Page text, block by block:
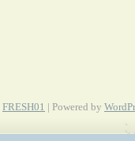
FRESH01 | Powered by